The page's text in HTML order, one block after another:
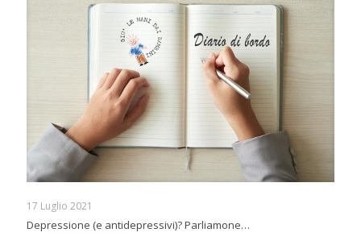
17 Luglio 2021
Depressione (e antidepressivi)? Parliamone…